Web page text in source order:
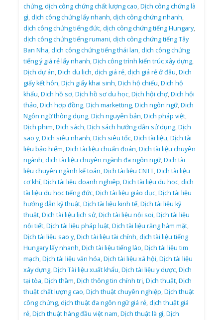
chứng,dịch công chứng chất lượng cao,Dịch công chứng là
gì,dịch công chứng lấy nhanh,dịch công chứng nhanh,
dịch công chứng tiếng đức,dịch công chứng tiếng Hungary,
dịch công chứng tiếng rumani,dịch công chứng tiếng Tây
Ban Nha,dịch công chứng tiếng thái lan,dịch công chứng
tiếng ý giá rẻ lấy nhanh,Dịch công trình kiến trúc xây dựng,
Dịch dự án,Dịch du lịch,dịch giá rẻ,dịch giá rẻ ở đâu,Dịch
giấy kết hôn,Dịch giấy khai sinh,Dịch hộ chiếu,Dịch hộ
khẩu,Dịch hồ sơ,Dịch hồ sơ du học,Dịch hội chợ,Dịch hội
thảo,Dịch hợp đồng,Dịch marketting,Dịch ngôn ngữ,Dịch
Ngôn ngữ thông dụng,Dịch nguyên bản,Dịch pháp việt,
Dịch phim,Dịch sách,Dịch sách hướng dẫn sử dụng,Dịch
sao y,Dịch siêu nhanh,Dịch siêu tốc,Dịch tài liệu,Dịch tài
liệu bảo hiểm,Dịch tài liệu chuẩn đoán,Dịch tài liệu chuyên
ngành,dịch tài liệu chuyên ngành đa ngôn ngữ,Dịch tài
liệu chuyên ngành kế toán,Dịch tài liệu CNTT,Dịch tài liệu
cơ khí,Dịch tài liệu doanh nghiêp,Dịch tài liệu du học,dịch
tài liệu du học tiếng đức,Dịch tài liệu giáo dục,Dịch tài liệu
hướng dẫn kỹ thuật,Dịch tài liệu kinh tế,Dịch tài liệu kỹ
thuật,Dịch tài liệu lịch sử,Dịch tài liệu nội soi,Dịch tài liệu
nội tiết,Dịch tài liệu pháp luật,Dịch tài liệu răng hàm mặt,
Dịch tài liệu sao y,Dịch tài liệu tài chính,dịch tài liệu tiếng
Hungary lấy nhanh,Dịch tài liệu tiếng lào,Dịch tài liệu tim
mạch,Dịch tài liệu văn hóa,Dịch tài liệu xã hội,Dịch tài liệu
xây dựng,Dịch Tài liệu xuất khẩu,Dịch tài liệu y dược,Dịch
tại tòa,Dịch thầm,Dịch thông tin chính trị,Dịch thuật,Dịch
thuật chất lượng cao,Dịch thuật chuyên nghiệp,Dịch thuật
công chứng,dịch thuật đa ngôn ngữ giá rẻ,dịch thuật giá
rẻ,Dịch thuật hàng đầu việt nam,Dịch thuật là gì,Dịch